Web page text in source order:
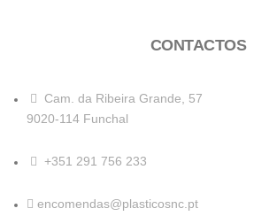
CONTACTOS
Cam. da Ribeira Grande, 57
9020-114 Funchal
+351 291 756 233
encomendas@plasticosnc.pt